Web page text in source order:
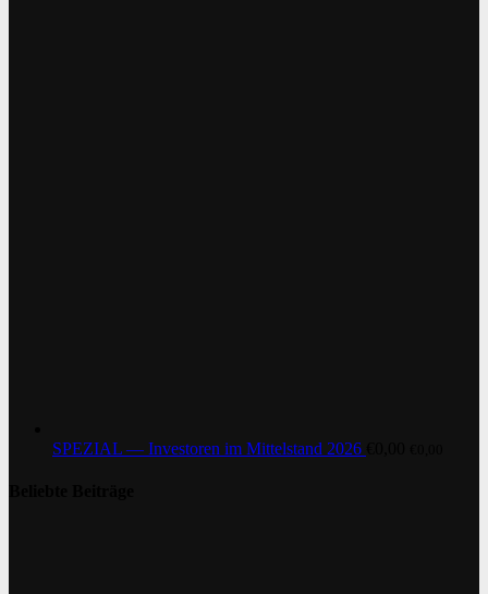
SPEZIAL — Investoren im Mittelstand 2026